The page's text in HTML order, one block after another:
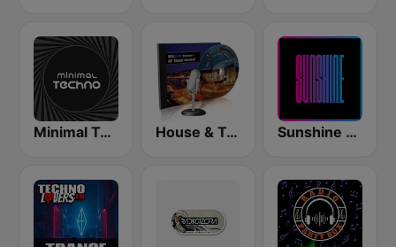
Minimal Techno Radio House & Techno Classics on MixLive.ie Sunshine - Eurodance